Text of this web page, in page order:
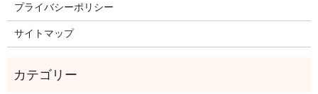
プライバシーポリシー
サイトマップ